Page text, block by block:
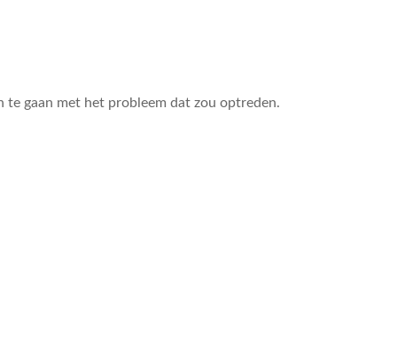
gaan met het probleem dat zou optreden.